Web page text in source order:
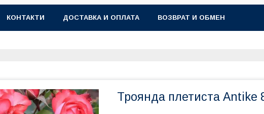
КОНТАКТИ ДОСТАВКА И ОПЛАТА ВОЗВРАТ И ОБМЕН
Троянда плетиста Antike